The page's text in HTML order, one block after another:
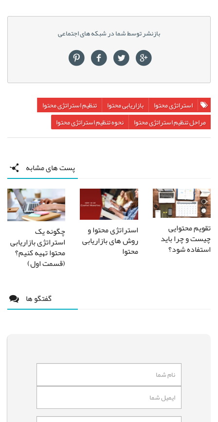
بازنشر توسط شما در شبکه های اجتماعی
استراتژی محتوا بازاریابی محتوا
تنظیم استراتژی محتوا
مراحل تنظیم استراتژی محتوا
نحوه تنظیم استراتژی محتوا
پست های مشابه
تقویم محتوایی
چیست و چرا باید
استفاده شود؟
استراتژی محتوا و
روش های بازاریابی
محتوا
چگونه یک
استراتژی بازاریابی
محتوا تهیه کنیم؟
(قسمت اول)
گفتگو ها